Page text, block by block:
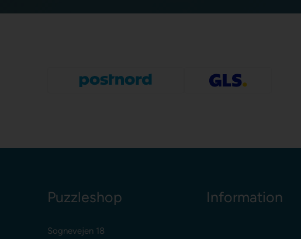
Puzzleshop
Sognevejen 18
Information